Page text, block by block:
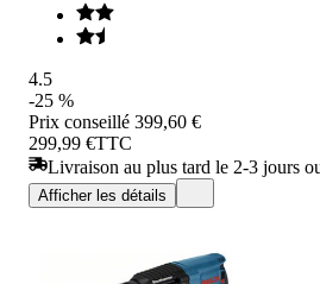
4.5
-25 %
Prix conseillé 399,60 €
299,99 €TTC
Livraison au plus tard le 2-3 jours
Afficher les détails